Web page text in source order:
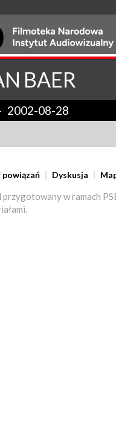
BAER
2002-08-28
powiązań Dyskusja
w ramach